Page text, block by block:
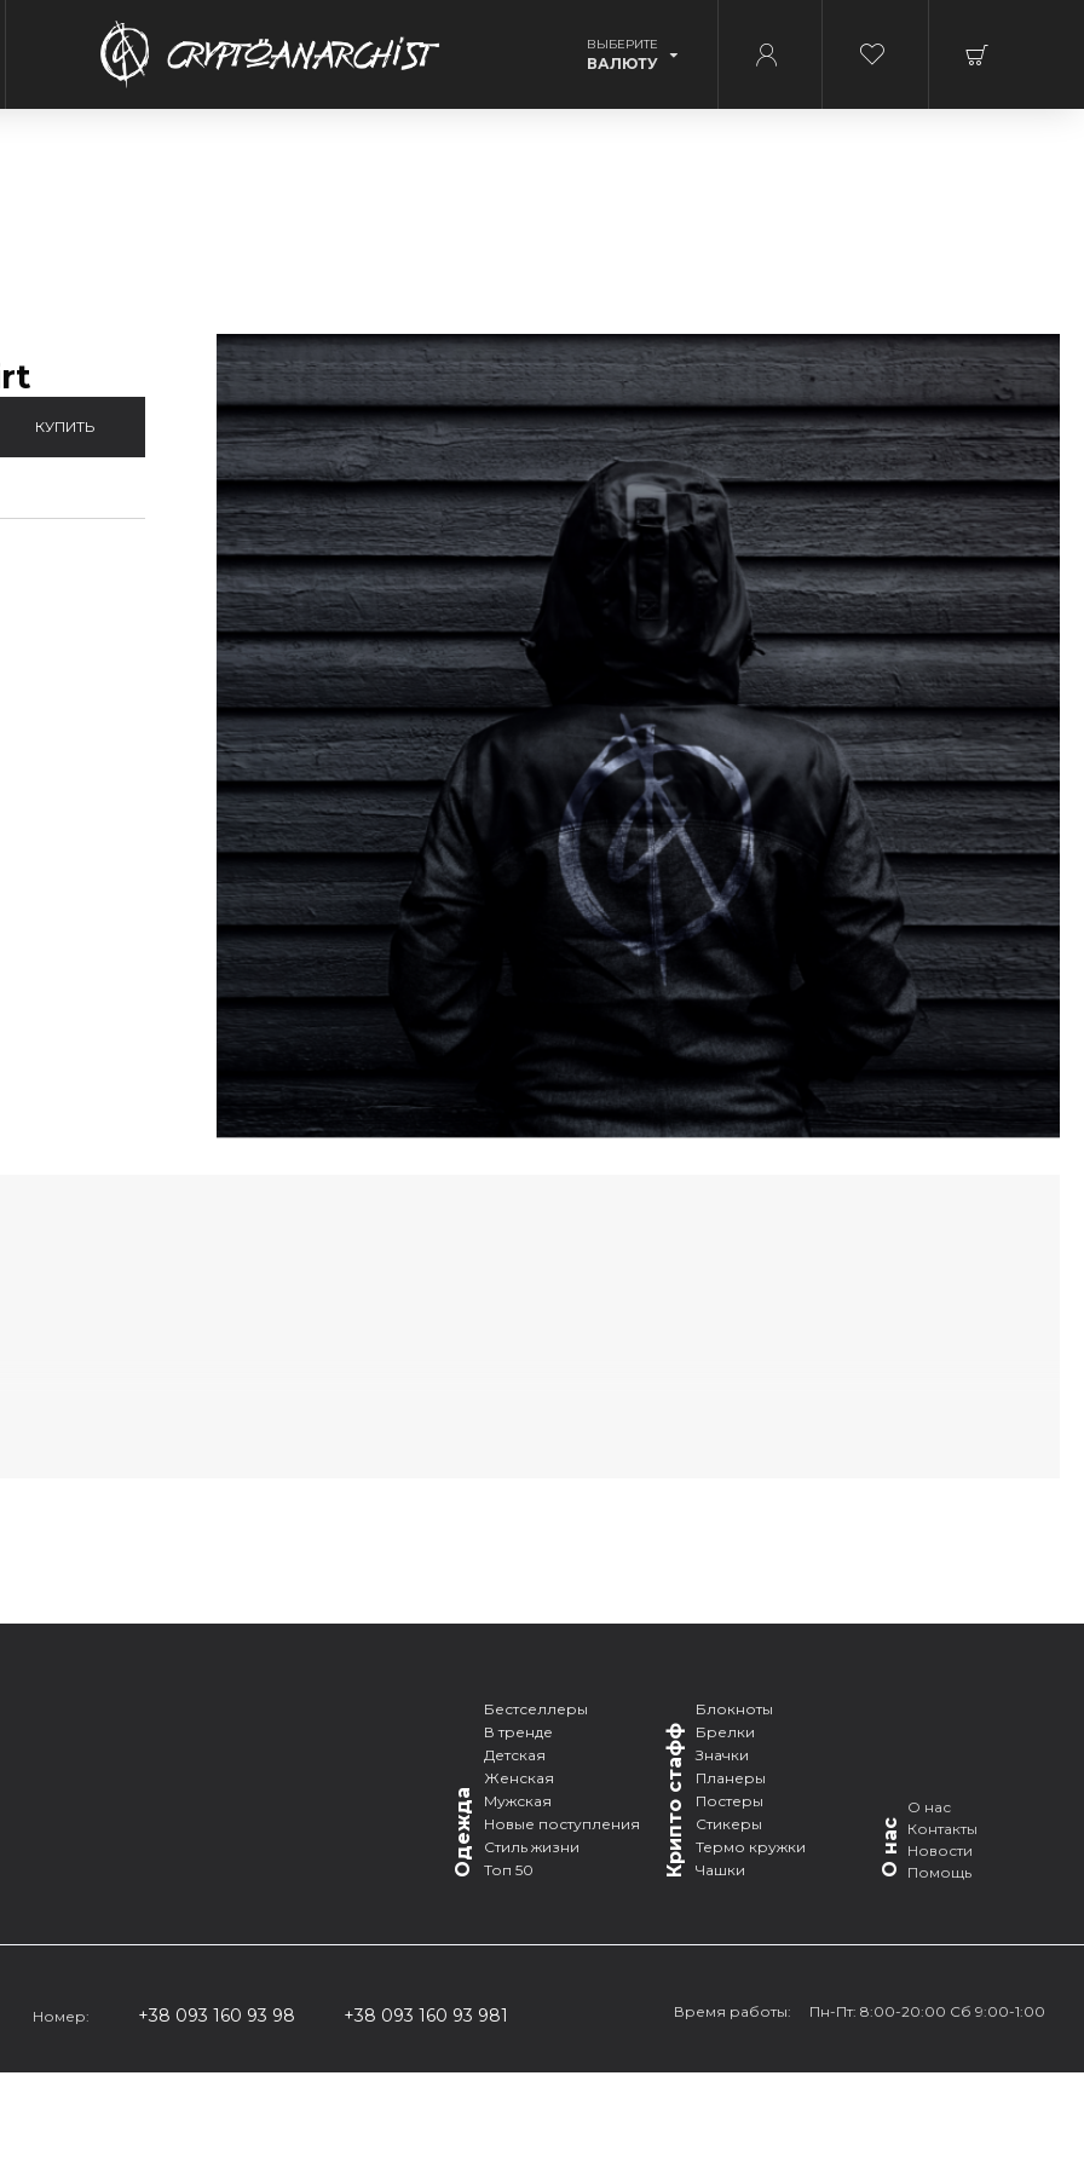
ВЫБЕРИТЕ
ВАЛЮТУ
КУПИТЬ
Одежда
Бестселлеры
В тренде
Детская
Женская
Мужская
Новые поступления
Стиль жизни
Топ 50
Крипто стафф
Блокноты
Брелки
Значки
Планеры
Постеры
Стикеры
Термо кружки
Чашки
О нас
О нас
Контакты
Новости
Помощь
Номер: +38 093 160 93 98 +38 093 160 93 981 Время работы: Пн-Пт: 8:00-20:00 Сб 9:00-1:00